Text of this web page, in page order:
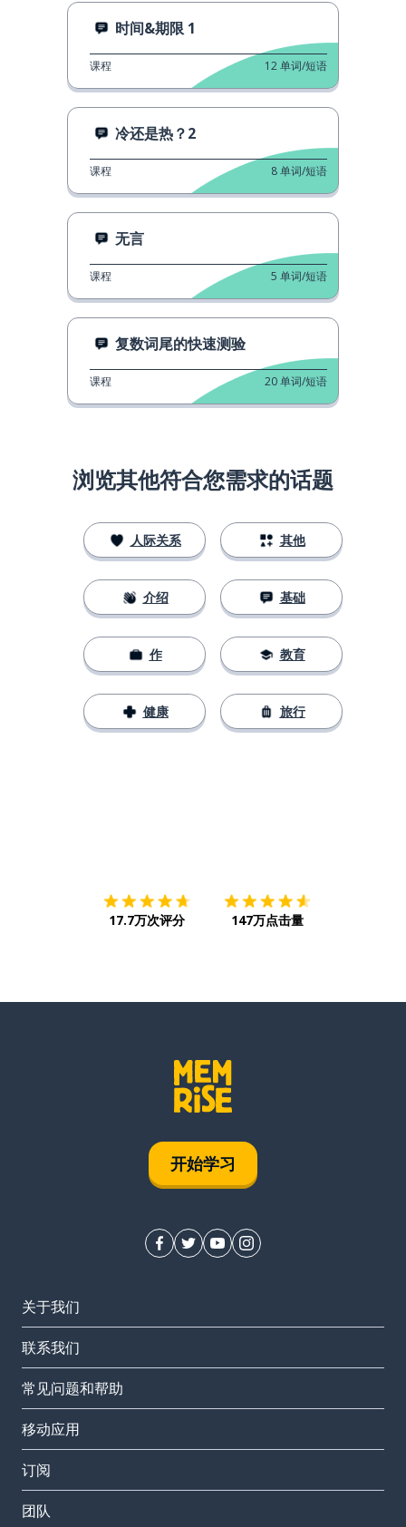
时间&期限 1
课程 12单词/短语
冷还是热？2
课程 8单词/短语
无言
课程 5 单词/短语
复数词尾的快速测验
课程 20单词/短语
浏览其他符合您需求的话题
人际关系
介绍
作
健康
其他
基础
教育
旅行
17.7万次评分 147万点击量
开始学习
关于我们
联系我们
常见问题和帮助
移动应用
订阅
团队